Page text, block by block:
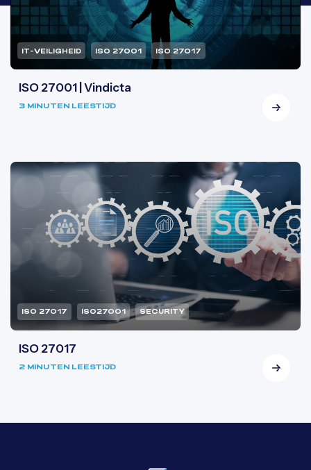
IT-VEILIGHEID ISO 27001 ISO 27017
ISO 27001 | Vindicta
3 MINUTEN LEESTIJD
ISO 27017 ISO27001 SECURITY
ISO 27017
2 MINUTEN LEESTIJD